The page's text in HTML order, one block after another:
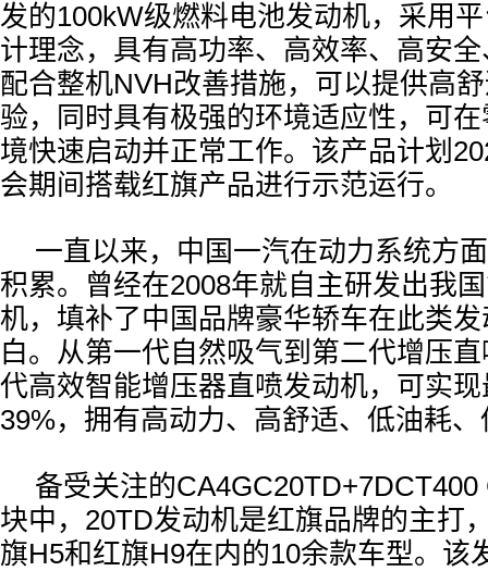
发的100kW级燃料电池发动机，采用
计理念，具有高功率、高效率、高安
配合整机NVH改善措施，可以提供高
验，同时具有极强的环境适应性，可
境快速启动并正常工作。该产品计划
会期间搭载红旗产品进行示范运行。
一直以来，中国一汽在动力系统方
积累。曾经在2008年就自主研发出我
机，填补了中国品牌豪华轿车在此类
白。从第一代自然吸气到第二代增压
代高效智能增压器直喷发动机，可实
39%，拥有高动力、高舒适、低油耗
备受关注的
块中，20TD发动机是红旗品牌的主打
旗H5和红旗H9在内的10余款车型。该